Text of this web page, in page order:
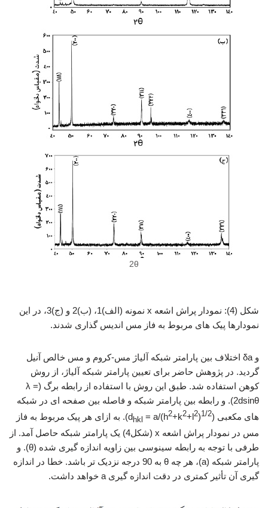
2θ
شکل (4): نمودار پراش اشعه x نمونه (الف)1، (ب)2 و (ج)3، در این
نمودارها پیک های مربوط به فاز مس اندیس گذاری شدند.
و δa اختلاف بین پارامتر شبکه آلیاژ مس-کروم و مس خالص آنیل
گردید. در پژوهش حاضر برای تعیین پارامتر شبکه آلیاژ، از روش
کوهن استفاده شد. طبق این روش با استفاده از رابطه برگ (λ =
2dsinθ). و رابطه بین پارامتر شبکه و فاصله بین صفحه ای در شبکه
های مکعبی (d
hkl = a/(h2+k2+l2)1/2
). به ازای هر پیک مربوط به فاز
مس در نمودار پراش اشعه x (شکل4) یک پارامتر شبکه حاصل آمد. از
طرفی با توجه به رابطه سینوسی بین زاویه اندازه گیری شده (θ). و
پارامتر شبکه (a)، هر چه θ به 90 درجه نزدیک تر باشد. خطا در اندازه
گیری آن تأثیر کمتری در دقت اندازه گیری a خواهد داشت.